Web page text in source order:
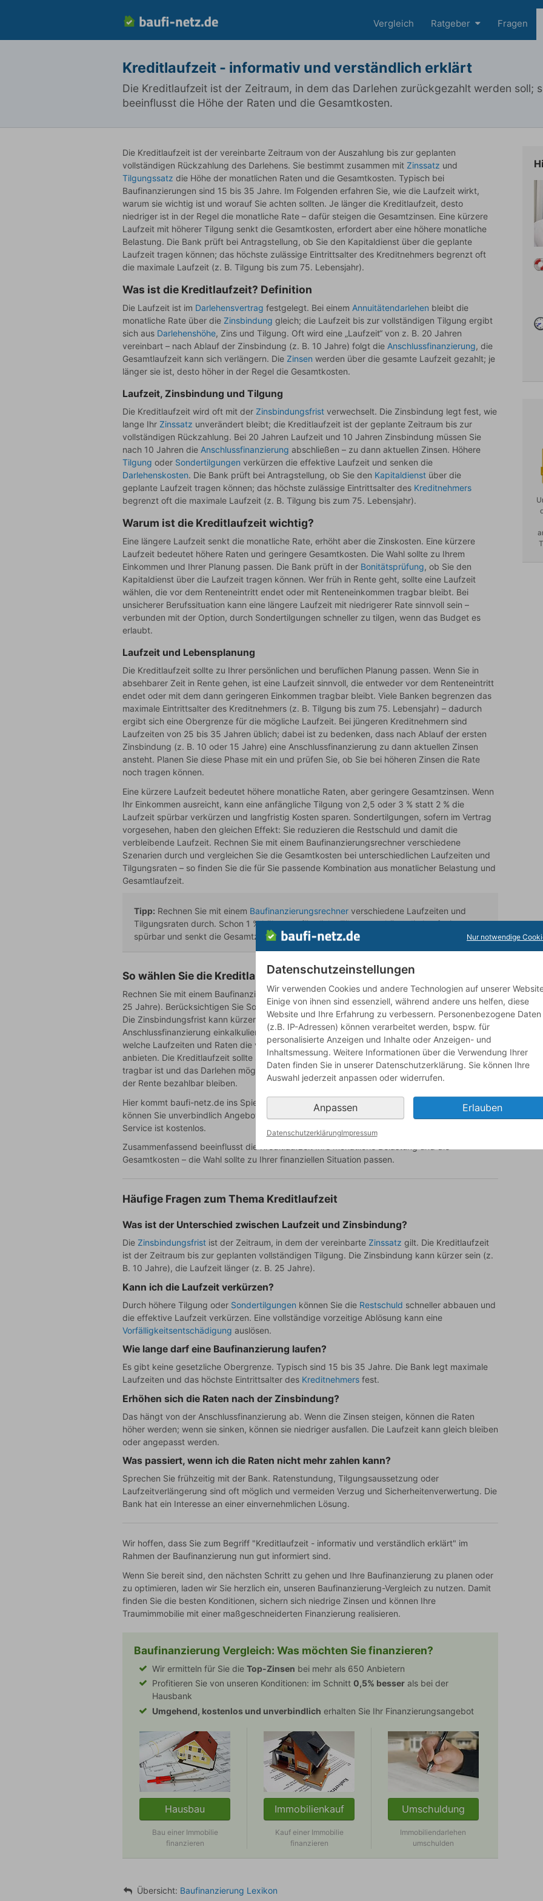
Vergleich Ratgeber Fragen
Kreditlaufzeit - informativ und verständlich erklärt
Die Kreditlaufzeit ist der Zeitraum, in dem das Darlehen zurückgezahlt werden soll;
beeinflusst die Höhe der Raten und die Gesamtkosten.
Die Kreditlaufzeit ist der vereinbarte Zeitraum von der Auszahlung bis zur geplanten
vollständigen Rückzahlung des Darlehens. Sie bestimmt zusammen mit Zinssatz und
Tilgungssatz die Höhe der monatlichen Raten und die Gesamtkosten. Typisch bei
Baufinanzierungen sind 15 bis 35 Jahre. Im Folgenden erfahren Sie, wie die Laufzeit wirkt,
warum sie wichtig ist und worauf Sie achten sollten. Je länger die Kreditlaufzeit, desto
niedriger ist in der Regel die monatliche Rate – dafür steigen die Gesamtzinsen. Eine kürzere
Laufzeit mit höherer Tilgung senkt die Gesamtkosten, erfordert aber eine höhere monatliche
Belastung. Die Bank prüft bei Antragstellung, ob Sie den Kapitaldienst über die geplante
Laufzeit tragen können; das höchste zulässige Eintrittsalter des Kreditnehmers begrenzt oft
die maximale Laufzeit (z. B. Tilgung bis zum 75. Lebensjahr).
Was ist die Kreditlaufzeit? Definition
Die Laufzeit ist im Darlehensvertrag festgelegt. Bei einem Annuitätendarlehen bleibt die
monatliche Rate über die Zinsbindung gleich; die Laufzeit bis zur vollständigen Tilgung ergibt
sich aus Darlehenshöhe, Zins und Tilgung. Oft wird eine „Laufzeit“ von z. B. 20 Jahren
vereinbart – nach Ablauf der Zinsbindung (z. B. 10 Jahre) folgt die Anschlussfinanzierung, die
Gesamtlaufzeit kann sich verlängern. Die Zinsen werden über die gesamte Laufzeit gezahlt; je
länger sie ist, desto höher in der Regel die Gesamtkosten.
Laufzeit, Zinsbindung und Tilgung
Die Kreditlaufzeit wird oft mit der Zinsbindungsfrist verwechselt. Die Zinsbindung legt fest, wie
lange Ihr Zinssatz unverändert bleibt; die Kreditlaufzeit ist der geplante Zeitraum bis zur
vollständigen Rückzahlung. Bei 20 Jahren Laufzeit und 10 Jahren Zinsbindung müssen Sie
nach 10 Jahren die Anschlussfinanzierung abschließen – zu dann aktuellen Zinsen. Höhere
Tilgung oder Sondertilgungen verkürzen die effektive Laufzeit und senken die
Darlehenskosten. Die Bank prüft bei Antragstellung, ob Sie den Kapitaldienst über die
geplante Laufzeit tragen können; das höchste zulässige Eintrittsalter des Kreditnehmers
begrenzt oft die maximale Laufzeit (z. B. Tilgung bis zum 75. Lebensjahr).
Warum ist die Kreditlaufzeit wichtig?
Eine längere Laufzeit senkt die monatliche Rate, erhöht aber die Zinskosten. Eine kürzere
Laufzeit bedeutet höhere Raten und geringere Gesamtkosten. Die Wahl sollte zu Ihrem
Einkommen und Ihrer Planung passen. Die Bank prüft in der Bonitätsprüfung, ob Sie den
Kapitaldienst über die Laufzeit tragen können. Wer früh in Rente geht, sollte eine Laufzeit
wählen, die vor dem Renteneintritt endet oder mit Renteneinkommen tragbar bleibt. Bei
unsicherer Berufssituation kann eine längere Laufzeit mit niedrigerer Rate sinnvoll sein –
verbunden mit der Option, durch Sondertilgungen schneller zu tilgen, wenn das Budget es
erlaubt.
Laufzeit und Lebensplanung
Die Kreditlaufzeit sollte zu Ihrer persönlichen und beruflichen Planung passen. Wenn Sie in
absehbarer Zeit in Rente gehen, ist eine Laufzeit sinnvoll, die entweder vor dem Renteneintritt
endet oder mit dem dann geringeren Einkommen tragbar bleibt. Viele Banken begrenzen das
maximale Eintrittsalter des Kreditnehmers (z. B. Tilgung bis zum 75. Lebensjahr) – dadurch
ergibt sich eine Obergrenze für die mögliche Laufzeit. Bei jüngeren Kreditnehmern sind
Laufzeiten von 25 bis 35 Jahren üblich; dabei ist zu bedenken, dass nach Ablauf der ersten
Zinsbindung (z. B. 10 oder 15 Jahre) eine Anschlussfinanzierung zu dann aktuellen Zinsen
ansteht. Planen Sie diese Phase mit ein und prüfen Sie, ob Sie bei höheren Zinsen die Rate
noch tragen können.
Eine kürzere Laufzeit bedeutet höhere monatliche Raten, aber geringere Gesamtzinsen. Wenn
Ihr Einkommen ausreicht, kann eine anfängliche Tilgung von 2,5 oder 3 % statt 2 % die
Laufzeit spürbar verkürzen und langfristig Kosten sparen. Sondertilgungen, sofern im Vertrag
vorgesehen, haben den gleichen Effekt: Sie reduzieren die Restschuld und damit die
verbleibende Laufzeit. Rechnen Sie mit einem Baufinanzierungsrechner verschiedene
Szenarien durch und vergleichen Sie die Gesamtkosten bei unterschiedlichen Laufzeiten und
Tilgungsraten – so finden Sie die für Sie passende Kombination aus monatlicher Belastung und
Gesamtlaufzeit.
Tipp: Rechnen Sie mit einem Baufinanzierungsrechner verschiedene Laufzeiten und
Tilgungsraten durch. Schon 1 % höhere anfängliche Tilgung verkürzt die Laufzeit
spürbar und senkt die Gesamtzinsen – prüfen Sie, was Sie monatlich aufbringen können.
So wählen Sie die Kreditlaufzeit
Rechnen Sie mit einem Baufinanzierungsrechner verschiedene Szenarien durch (z. B. 15, 20,
25 Jahre). Berücksichtigen Sie Sondertilgungen – sie können die effektive Laufzeit verkürzen.
Die Zinsbindungsfrist kann kürzer sein als die Gesamtlaufzeit; dann müssen Sie die
Anschlussfinanzierung einkalkulieren. Ein KreditvergleichmehrererDarlehensangebotezeigt,
welche Laufzeiten und Raten die verschiedenen Anbieter für Ihre Darlehenshöheund Bonität
anbieten. Die Kreditlaufzeit sollte so gewählt werden, dass die monatliche Rate dauerhaft
tragbar ist und das Darlehen möglichst vor dem Renteneintritt getilgt wird – oder die Raten aus
der Rente bezahlbar bleiben.
Hier kommt baufi-netz.de ins Spiel: Über den
Baufinanzierung-Vergleich
von baufi-netz.de
können Sie unverbindlich Angebote einholen und Laufzeiten sowie Raten vergleichen. Der
Service ist kostenlos.
Zusammenfassend beeinflusst die Kreditlaufzeit Ihre monatliche Belastung und die
Gesamtkosten – die Wahl sollte zu Ihrer finanziellen Situation passen.
Häufige Fragen zum Thema Kreditlaufzeit
Was ist der Unterschied zwischen Laufzeit und Zinsbindung?
Die Zinsbindungsfrist ist der Zeitraum, in dem der vereinbarte Zinssatz gilt. Die Kreditlaufzeit
ist der Zeitraum bis zur geplanten vollständigen Tilgung. Die Zinsbindung kann kürzer sein (z.
B. 10 Jahre), die Laufzeit länger (z. B. 25 Jahre).
Kann ich die Laufzeit verkürzen?
Durch höhere Tilgung oder Sondertilgungen können Sie die Restschuld schneller abbauen und
die effektive Laufzeit verkürzen. Eine vollständige vorzeitige Ablösung kann eine
Vorfälligkeitsentschädigung auslösen.
Wie lange darf eine Baufinanzierung laufen?
Es gibt keine gesetzliche Obergrenze. Typisch sind 15 bis 35 Jahre. Die Bank legt maximale
Laufzeiten und das höchste Eintrittsalter des Kreditnehmers fest.
Erhöhen sich die Raten nach der Zinsbindung?
Das hängt von der Anschlussfinanzierung ab. Wenn die Zinsen steigen, können die Raten
höher werden; wenn sie sinken, können sie niedriger ausfallen. Die Laufzeit kann gleich bleiben
oder angepasst werden.
Was passiert, wenn ich die Raten nicht mehr zahlen kann?
Sprechen Sie frühzeitig mit der Bank. Ratenstundung, Tilgungsaussetzung oder
Laufzeitverlängerung sind oft möglich und vermeiden Verzug und Sicherheitenverwertung. Die
Bank hat ein Interesse an einer einvernehmlichen Lösung.
Wir hoffen, dass Sie zum Begriff "Kreditlaufzeit - informativ und verständlich erklärt" im
Rahmen der Baufinanzierung nun gut informiert sind.
Wenn Sie bereit sind, den nächsten Schritt zu gehen und Ihre Baufinanzierung zu planen oder
zu optimieren, laden wir Sie herzlich ein, unseren Baufinanzierung-Vergleich zu nutzen. Damit
finden Sie die besten Konditionen, sichern sich niedrige Zinsen und können Ihre
Traumimmobilie mit einer maßgeschneiderten Finanzierung realisieren.
Baufinanzierung Vergleich: Was möchten Sie finanzieren?
Wir ermitteln für Sie die Top-Zinsen bei mehr als 650 Anbietern
Profitieren Sie von unseren Konditionen: im Schnitt 0,5% besser als bei der
Hausbank
Umgehend, kostenlos und unverbindlich erhalten Sie Ihr Finanzierungsangebot
Hausbau
Bau einer Immobilie
finanzieren
Immobilienkauf
Kauf einer Immobilie
finanzieren
Umschuldung
Immobiliendarlehen
umschulden
Zinszyklus
Übersicht: Baufinanzierung Lexikon
Nur notwendige
Datenschutzeinstellungen
Wir verwenden Cookies und andere Technologien auf unserer
Einige von ihnen sind essenziell, während andere uns helfen, diese
Website und Ihre Erfahrung zu verbessern. Personenbezogene Daten
(z.B. IP-Adressen) können verarbeitet werden, bspw. für
personalisierte Anzeigen und Inhalte oder Anzeigen- und
Inhaltsmessung. Weitere Informationen über die Verwendung Ihrer
Daten finden Sie in unserer Datenschutzerklärung. Sie können Ihre
Auswahl jederzeit anpassen oder widerrufen.
Anpassen Erlauben
DatenschutzerklärungImpressum